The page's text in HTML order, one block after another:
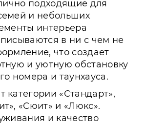
подходящие для
и небольших
интерьера
в ни с чем не
что создает
и уютную обстановку
номера и таунхауса.
«Стандарт»,
«Сюит» и «Люкс».
и качество